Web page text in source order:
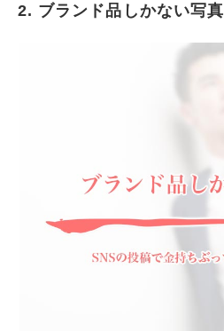
2. ブランド品しかない写真